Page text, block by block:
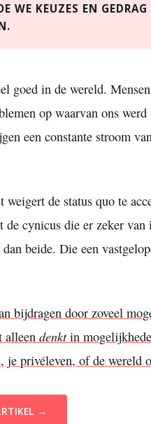
WE KEUZES EN
goed in de wereld.
op waarvan ons
een constante stroom
de status quo te
de cynicus die er zeker
beide. Die een
bijdragen door zoveel
alleen denktin
je privéleven, of de wereld
→